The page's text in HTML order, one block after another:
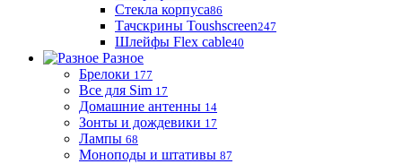
Стекла корпуса86
Тачскрины Toushscreen247
Шлейфы Flex cable40
Разное
Брелоки 177
Все для Sim 17
Домашние антенны 14
Зонты и дождевики 17
Лампы 68
Моноподы и штативы 87